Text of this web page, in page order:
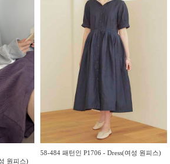
성 원피스)
58-484 패턴인 P1706 - Dress(여성 원피스)